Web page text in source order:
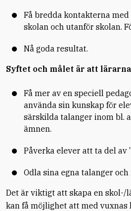
Få bredda kontakterna
skolan och utanför skolan.
Nå goda resultat.
Syftet och målet är att
Få mer av en speciell
använda sin kunskap för
särskilda talanger inom bl.
ämnen.
Påverka elever att ta del av
Odla sina egna talanger
Det är viktigt att skapa en
kan få möjlighet att med vuxnas